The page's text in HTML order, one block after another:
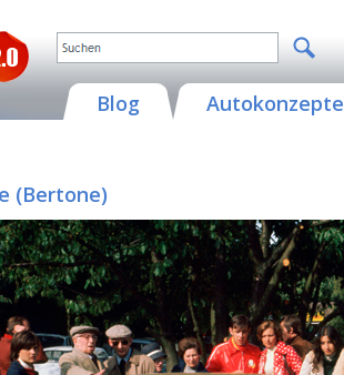
Blog
Autokonzepte
(Bertone)